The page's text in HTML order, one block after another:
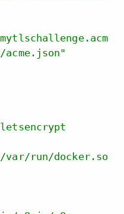
run/docker.so